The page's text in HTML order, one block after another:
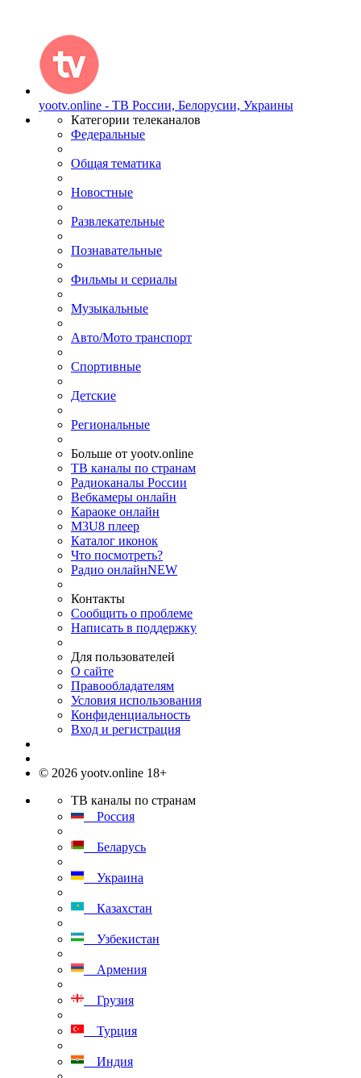
yootv.online - ТВ России, Белорусии, Украины
Категории телеканалов
Федеральные
Общая тематика
Новостные
Развлекательные
Познавательные
Фильмы и сериалы
Музыкальные
Авто/Мото транспорт
Спортивные
Детские
Региональные
Больше от yootv.online
ТВ каналы по странам
Радиоканалы России
Вебкамеры онлайн
Караоке онлайн
M3U8 плеер
Каталог иконок
Что посмотреть?
Радио онлайнNEW
Контакты
Сообщить о проблеме
Написать в поддержку
Для пользователей
О сайте
Правообладателям
Условия использования
Конфиденциальность
Вход и регистрация
© 2026 yootv.online 18+
ТВ каналы по странам
Россия
Беларусь
Украина
Казахстан
Узбекистан
Армения
Грузия
Турция
Индия